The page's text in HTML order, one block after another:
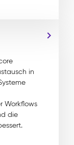
in
Workflows
die